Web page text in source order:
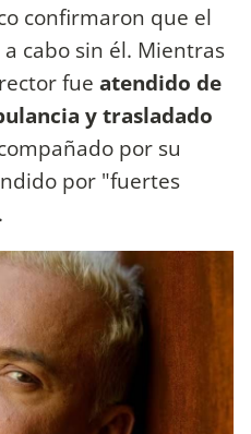
confirmaron que el
cabo sin él. Mientras
fue atendido de
y trasladado
por su
por "fuertes